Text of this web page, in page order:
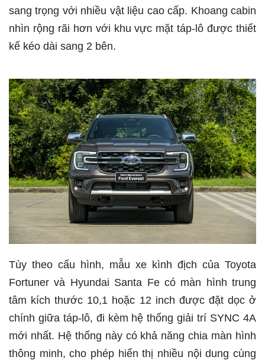
sang trọng với nhiều vật liệu cao cấp. Khoang cabin
nhìn rộng rãi hơn với khu vực mặt táp-lô được thiết
kế kéo dài sang 2 bên.
Tùy theo cấu hình, mẫu xe kình địch của Toyota
Fortuner và Hyundai Santa Fe có màn hình trung
tâm kích thước 10,1 hoặc 12 inch được đặt dọc ở
chính giữa táp-lô, đi kèm hệ thống giải trí SYNC 4A
mới nhất. Hệ thống này có khả năng chia màn hình
thông minh, cho phép hiển thị nhiều nội dung cùng